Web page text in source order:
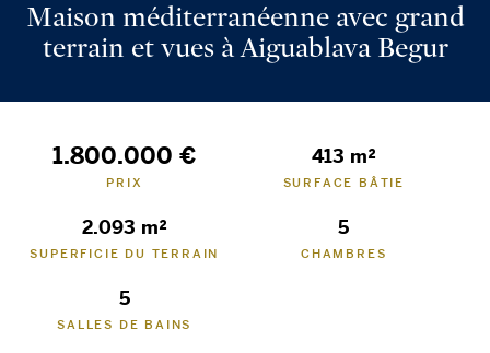
Maison méditerranéenne avec grand
terrain et vues à Aiguablava Begur
1.800.000 €
PRIX
413 m²
SURFACE BÂTIE
2.093 m²
SUPERFICIE DU TERRAIN
5
CHAMBRES
5
SALLES DE BAINS